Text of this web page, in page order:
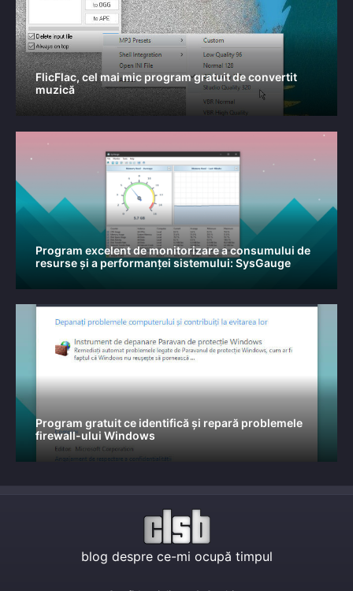
FlicFlac, cel mai mic program gratuit de convertit
muzică
Program excelent de monitorizare a consumului de
resurse și a performanței sistemului: SysGauge
Program gratuit ce identifică și repară problemele
firewall-ului Windows
blog despre ce-mi ocupă timpul